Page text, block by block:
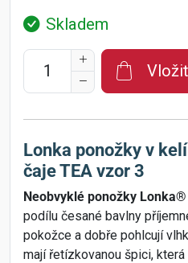
Skladem
Lonka ponožky v
čaje TEA vzor 3
Neobvyklé ponožky Lonka®
podílu česané bavlny
pokožce a dobře pohlcují
mají řetízkovanou špici,